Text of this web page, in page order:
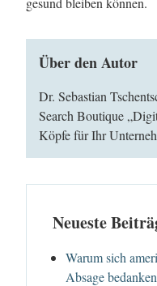
Über den Autor
Dr. Sebastian
Search Boutique
Köpfe für Ihr
Neueste
Warum sich
Absage bedanken